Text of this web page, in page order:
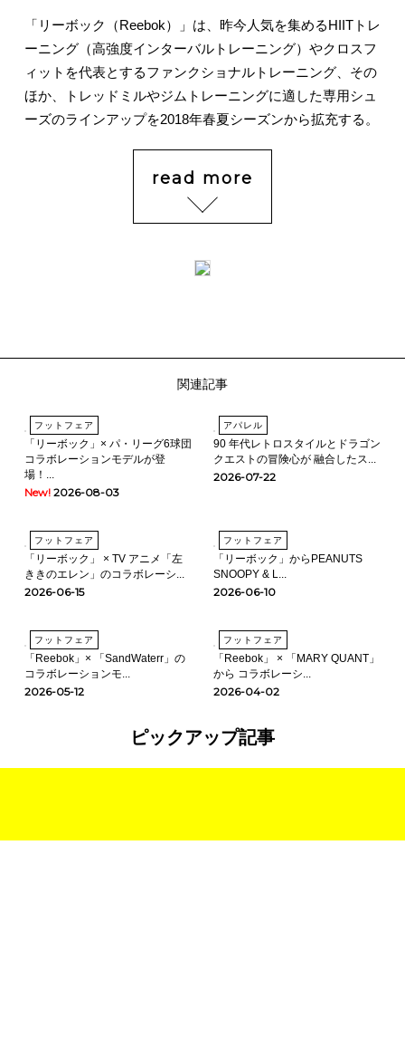
「リーボック（Reebok）」は、昨今人気を集めるHIITトレ
ーニング（高強度インターバルトレーニング）やクロスフ
ィットを代表とするファンクショナルトレーニング、その
ほか、トレッドミルやジムトレーニングに適した専用シュ
ーズのラインアップを2018年春夏シーズンから拡充する。
read more
関連記事
フットフェア
「リーボック」× パ・リーグ6球団
コラボレーションモデルが登
場！...
New! 2026-08-03
アパレル
90 年代レトロスタイルとドラゴン
クエストの冒険心が 融合したス...
2026-07-22
フットフェア
「リーボック」 × TV アニメ「左
ききのエレン」のコラボレーシ...
2026-06-15
フットフェア
「リーボック」からPEANUTS
SNOOPY & L...
2026-06-10
フットフェア
「Reebok」× 「SandWaterr」の
コラボレーションモ...
2026-05-12
フットフェア
「Reebok」 × 「MARY QUANT」
から コラボレーシ...
2026-04-02
ピックアップ記事